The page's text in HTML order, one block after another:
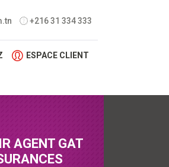
+216 31 334 333
ESPACE CLIENT
AGENT GAT